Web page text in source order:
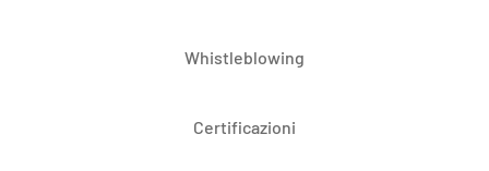
Whistleblowing
Certificazioni